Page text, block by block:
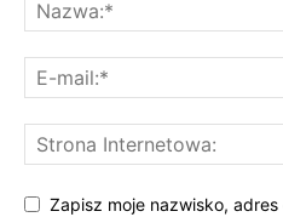
Zapisz moje nazwisko,